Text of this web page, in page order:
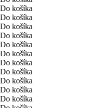
Do košíka
Do košíka
Do košíka
Do košíka
Do košíka
Do košíka
Do košíka
Do košíka
Do košíka
Do košíka
Do košíka